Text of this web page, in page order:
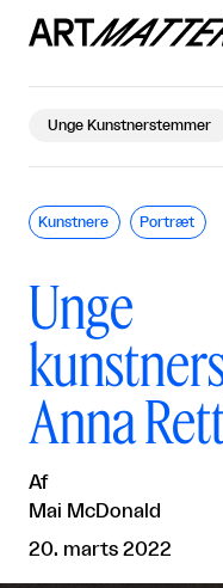
Unge Kunstnerstemmer
Unge
Anna
Af
Mai McDonald
20. marts 2022
Kunstnere Portræt